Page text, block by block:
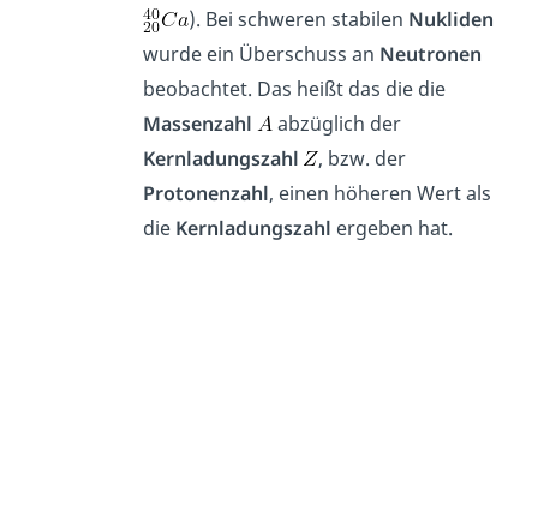
). Bei schweren stabilen Nukliden
wurde ein Überschuss an Neutronen
beobachtet. Das heißt das die die
Massenzahl
abzüglich der
Kernladungszahl
, bzw. der
Protonenzahl, einen höheren Wert als
die Kernladungszahl ergeben hat.